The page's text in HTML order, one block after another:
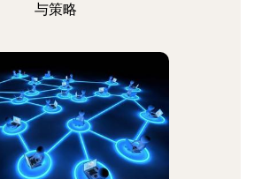
与策略